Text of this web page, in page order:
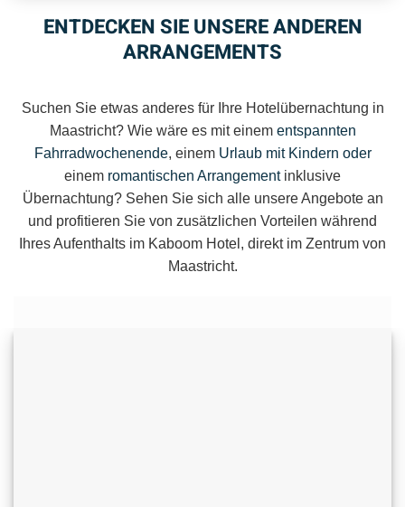
ENTDECKEN SIE UNSERE ANDEREN
ARRANGEMENTS
Suchen Sie etwas anderes für Ihre Hotelübernachtung in
Maastricht? Wie wäre es mit einem entspannten
Fahrradwochenende, einem Urlaub mit Kindern oder
einem romantischen Arrangementinklusive
Übernachtung? Sehen Sie sich alle unsere Angebote an
und profitieren Sie von zusätzlichen Vorteilen während
Ihres Aufenthalts im Kaboom Hotel, direkt im Zentrum von
Maastricht.